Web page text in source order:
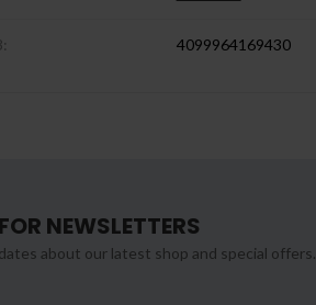
4099964169430
NEWSLETTERS
about our latest shop and special offers.